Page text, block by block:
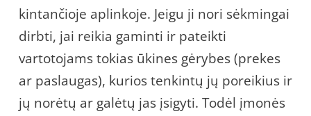
kintančioje aplinkoje. Jeigu ji nori sėkmingai
dirbti, jai reikia gaminti ir pateikti
vartotojams tokias ūkines gėrybes (prekes
ar paslaugas), kurios tenkintų jų poreikius ir
jų norėtų ar galėtų jas įsigyti. Todėl įmonės